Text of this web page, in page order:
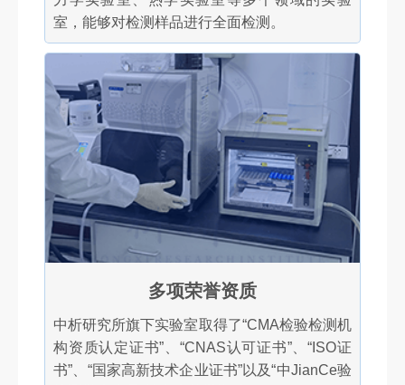
室，能够对检测样品进行全面检测。
多项荣誉资质
中析研究所旗下实验室取得了“CMA检验检测机
构资质认定证书”、“CNAS认可证书”、“ISO证
书”、“国家高新技术企业证书”以及“中JianCe验